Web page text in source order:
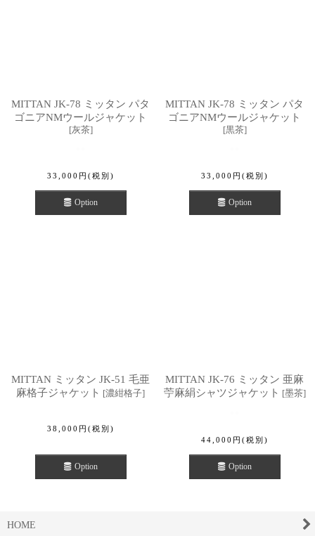
MITTAN JK-78 ミッタン パタ
ゴニアNMウールジャケット
[灰茶]
33,000 円 (税別)
Option
MITTAN JK-78 ミッタン パタ
ゴニアNMウールジャケット
[黒茶]
33,000 円 (税別)
Option
MITTAN ミッタン JK-51 毛亜
麻格子ジャケット [濃紺格子]
38,000 円 (税別)
Option
MITTAN JK-76 ミッタン 亜麻
苧麻絹シャツジャケット [墨茶]
44,000 円 (税別)
Option
HOME